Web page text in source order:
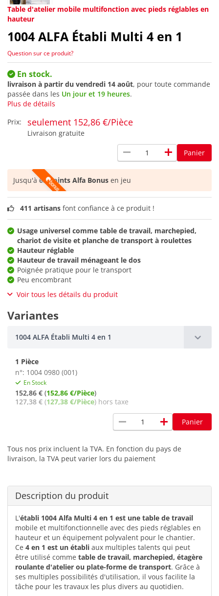
Table d'atelier mobile multifonction avec pieds réglables en
hauteur
1004 ALFA Établi Multi 4 en 1
Question sur ce produit?
En stock.
livraison à partir du vendredi 14 août, pour toute commande
passée dans les Un jour et 19 heures.
Plus de détails
Prix:
seulement 152,86 €/Pièce
Livraison gratuite
remove add Panier
Jusqu'à63 points Alfa Bonus en jeu
411 artisans font confiance à ce produit !
Usage universel comme table de travail, marchepied,
chariot de visite et planche de transport à roulettes
Hauteur réglable
Hauteur de travail ménageant le dos
Poignée pratique pour le transport
Peu encombrant
Voir tous les détails du produit
Variantes
1004 ALFA Établi Multi 4 en 1
1 Pièce
n°: 1004 0980 (001)
En Stock
152,86 € (152,86 €/Pièce)
127,38 € (127,38 €/Pièce) hors taxe
remove add Panier
Tous nos prix incluent la TVA. En fonction du pays de
livraison, la TVA peut varier lors du paiement
Description du produit
L'établi 1004 Alfa Multi 4 en 1 est une table de travail
mobile et multifonctionnelle avec des pieds réglables en
hauteur et un équipement polyvalent pour le chantier.
Ce 4 en 1 est un établi aux multiples talents qui peut
être utilisé comme table de travail, marchepied, étagère
roulante d'atelier ou plate-forme de transport. Grâce à
ses multiples possibilités d'utilisation, il vous facilite la
tâche pour les travaux les plus divers au quotidien.